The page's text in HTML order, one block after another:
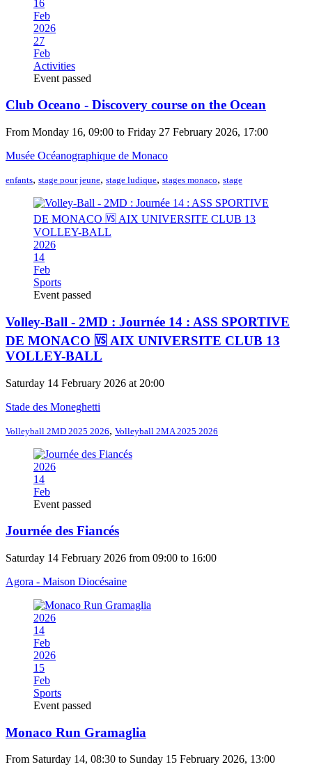
16
Feb
2026
27
Feb
Activities
Event passed
Club Oceano - Discovery course on the Ocean
From Monday 16, 09:00 to Friday 27 February 2026, 17:00
Musée Océanographique de Monaco
enfants, stage pour jeune, stage ludique, stages monaco, stage
2026
14
Feb
Sports
Event passed
Volley-Ball - 2MD : Journée 14 : ASS SPORTIVE
DE MONACO 🆚 AIX UNIVERSITE CLUB 13
VOLLEY-BALL
Saturday 14 February 2026 at 20:00
Stade des Moneghetti
Volleyball 2MD 2025 2026, Volleyball 2MA 2025 2026
2026
14
Feb
Event passed
Journée des Fiancés
Saturday 14 February 2026 from 09:00 to 16:00
Agora - Maison Diocésaine
2026
14
Feb
2026
15
Feb
Sports
Event passed
Monaco Run Gramaglia
From Saturday 14, 08:30 to Sunday 15 February 2026, 13:00